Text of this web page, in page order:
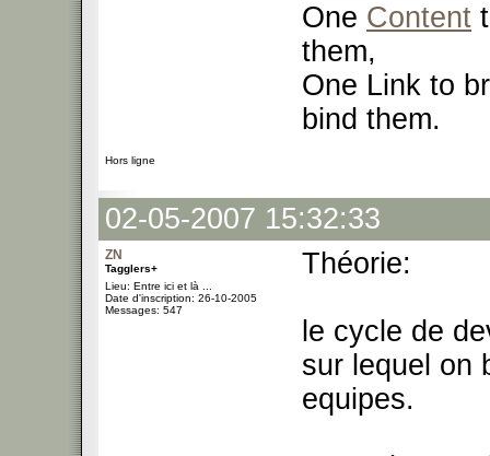
One Content
them,
One Link to
bind them.
Hors ligne
02-05-2007 15:32:33
ZN
Tagglers+
Lieu: Entre ici et là ...
Date d'inscription: 26-10-2005
Messages: 547
Théorie:
le cycle de
sur lequel on
equipes.